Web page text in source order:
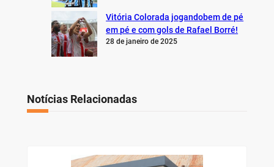
Vitória Colorada jogandobem de pé
em pé e com gols de Rafael Borré!
28 de janeiro de 2025
Notícias Relacionadas